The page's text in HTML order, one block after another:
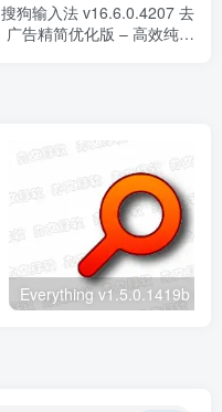
搜狗输入法 v16.6.0.4207 去
广告精简优化版 – 高效纯净